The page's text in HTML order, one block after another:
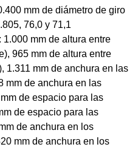
mm de diámetro de giro
76,0 y 71,1
mm de altura entre
965 mm de altura entre
1.311 mm de anchura en las
mm de anchura en las
de espacio para las
de espacio para las
de anchura en los
mm de anchura en los